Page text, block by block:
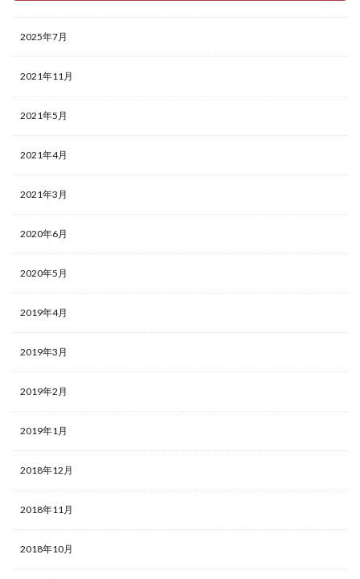
2025年7月
2021年11月
2021年5月
2021年4月
2021年3月
2020年6月
2020年5月
2019年4月
2019年3月
2019年2月
2019年1月
2018年12月
2018年11月
2018年10月